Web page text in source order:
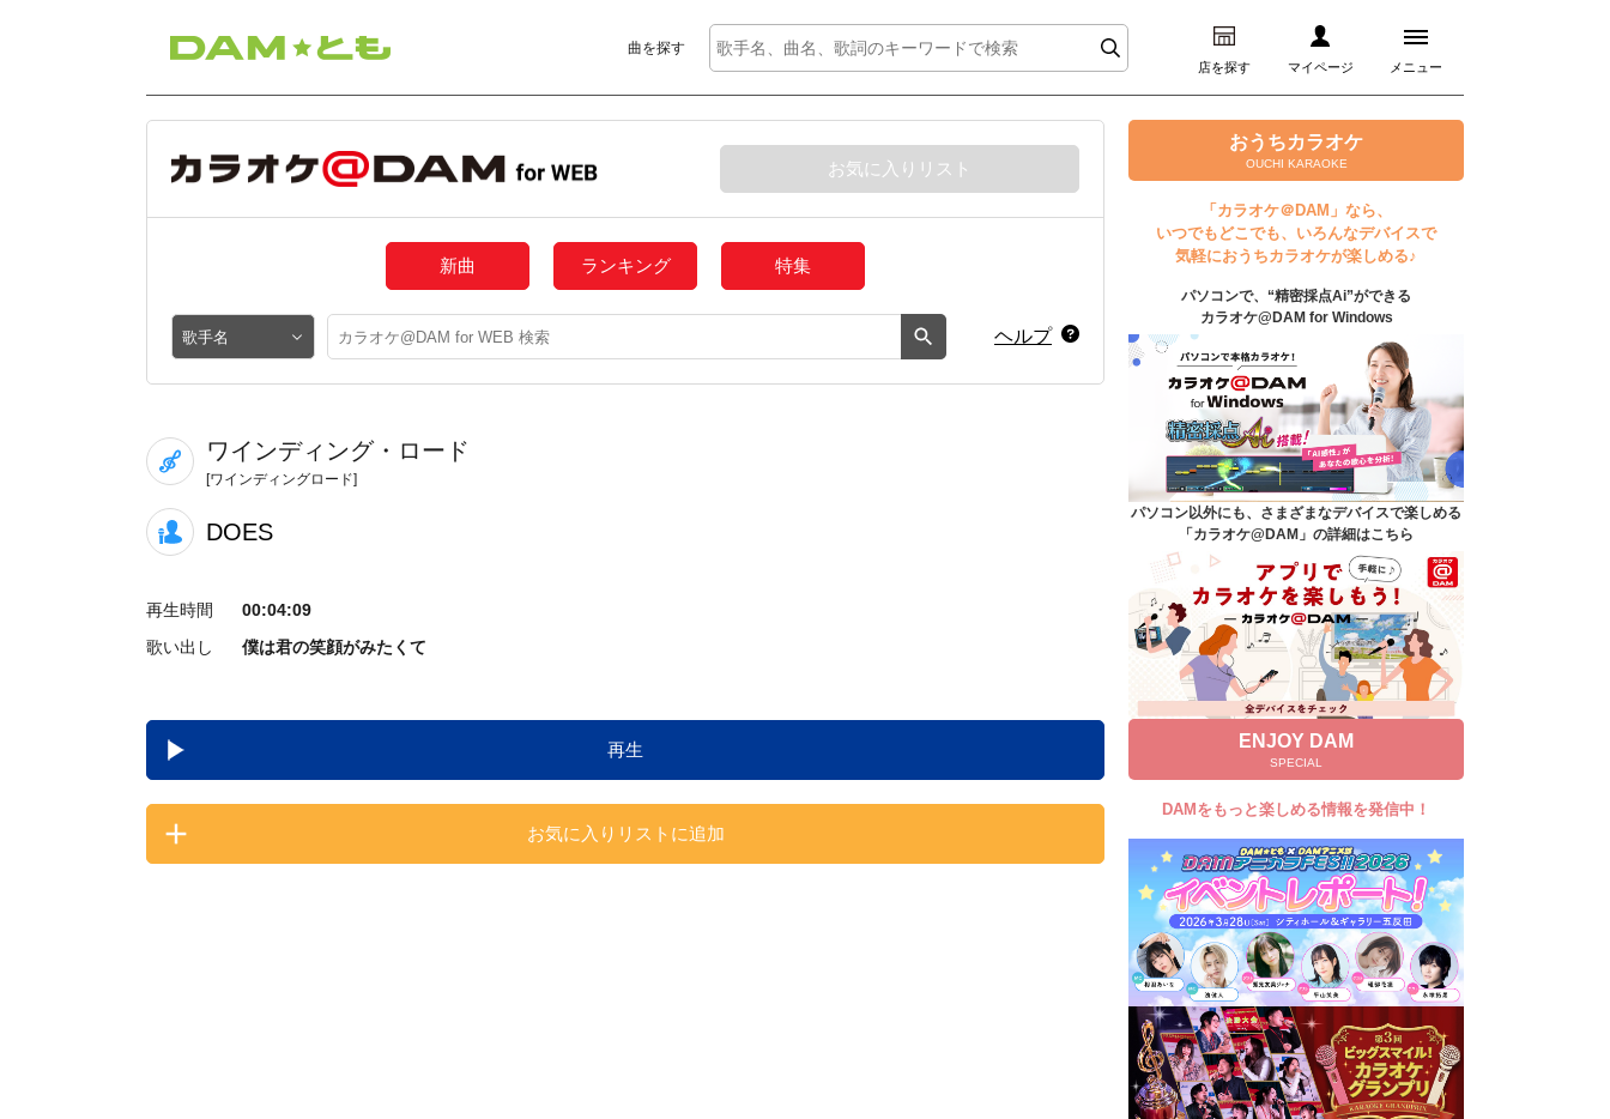
曲を探す
店を探す マイページ メニュー
ログイン
マイページ
プレミアムサービス
DAM★とも動画
DAM★とも録音
カラオケ＠DAM
ユーザー検索
キャンペーン
よくあるご質問
DAMの新曲・ランキングなど
カラオケ最新情報をチェック！
自宅でカラオケ歌い放題！
家族や友達と一緒に！練習にも！
お気に入りリスト
新曲 ランキング 特集
ヘルプ
ワインディング・ロード
[ワインディングロード]
DOES
再生時間
00:04:09
歌い出し
僕は君の笑顔がみたくて
再生
お気に入りリストに追加
おうちカラオケ
OUCHI KARAOKE
「カラオケ＠DAM」なら、
いつでもどこでも、いろんなデバイスで
気軽におうちカラオケが楽しめる♪
パソコンで、“精密採点Ai”ができる
カラオケ@DAM for Windows
パソコン以外にも、さまざまなデバイスで楽しめる
「カラオケ@DAM」の詳細はこちら
ENJOY DAM
SPECIAL
DAMをもっと楽しめる情報を発信中！